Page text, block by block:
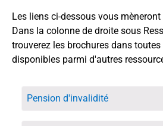
Les liens ci-dessous vous
Dans la colonne de droite sous
trouverez les brochures dans
disponibles parmi d'autres
Pension d'invalidité